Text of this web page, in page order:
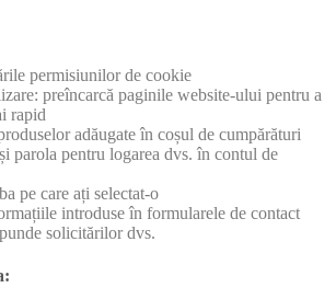
permisiunilor de cookie
preîncarcă paginile website-ului pentru a
rapid
adăugate în coșul de cumpărături
parola pentru logarea dvs. în contul de
pe care ați selectat-o
introduse în formularele de contact
solicitărilor dvs.